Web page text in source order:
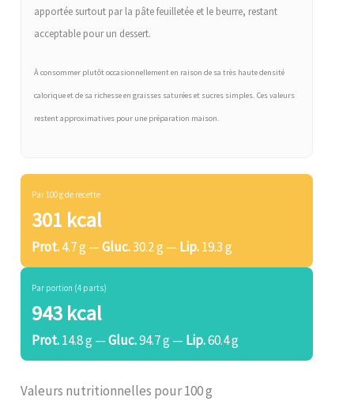
apportée surtout par la pâte feuilletée et le beurre, restant
acceptable pour un dessert.
À consommer plutôt occasionnellement en raison de sa très haute densité
calorique et de sa richesse en graisses saturées et sucres simples. Ces valeurs
restent approximatives pour une préparation maison.
Par 100 g de recette
301 kcal
Prot.4.7 g —Gluc.30.2 g — Lip.19.3 g
Par portion (4 parts)
943 kcal
Prot.14.8 g —Gluc.94.7 g — Lip.60.4 g
Valeurs nutritionnelles pour 100 g